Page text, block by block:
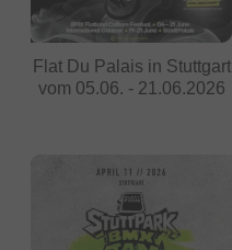
Flat Du Palais in Stuttgart
vom 05.06. - 21.06.2026